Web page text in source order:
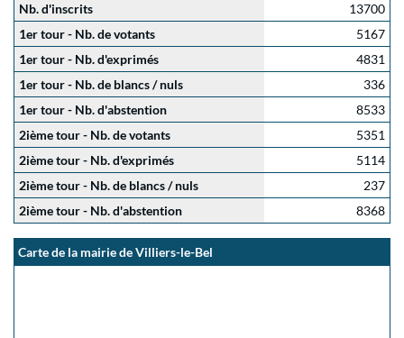
Nb. d'inscrits
13700
1er tour - Nb. de votants
5167
1er tour - Nb. d'exprimés
4831
1er tour - Nb. de blancs / nuls
336
1er tour - Nb. d'abstention
8533
2ième tour - Nb. de votants
5351
2ième tour - Nb. d'exprimés
5114
2ième tour - Nb. de blancs / nuls
237
2ième tour - Nb. d'abstention
8368
Carte de la mairie de Villiers-le-Bel